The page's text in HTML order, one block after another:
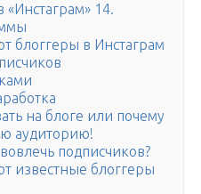
«Инстаграм» 14.
блоггеры в Инстаграм
на блоге или почему
аудиторию!
подписчиков?
известные блоггеры